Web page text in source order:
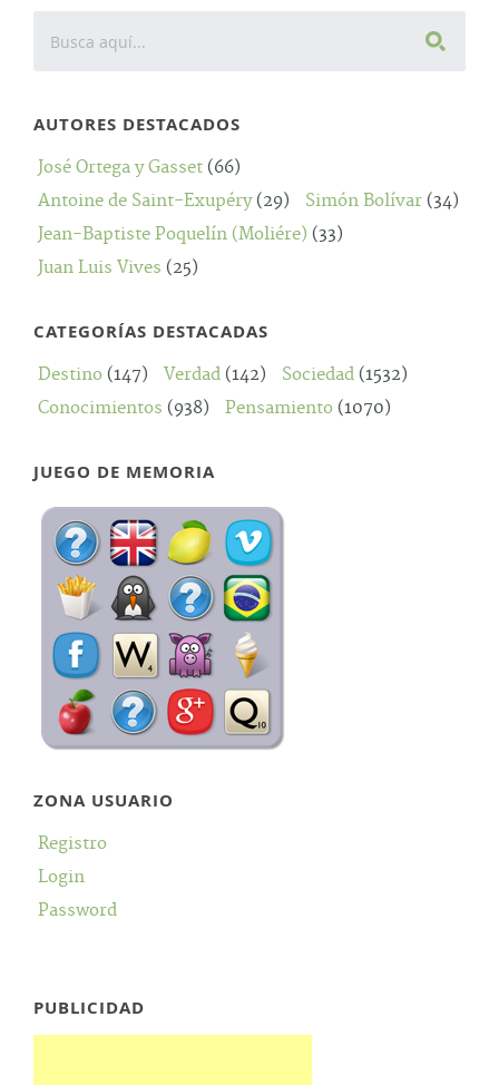
AUTORES DESTACADOS
José Ortega y Gasset (66)
Antoine de Saint-Exupéry(29) Simón Bolívar (34)
Jean-Baptiste Poquelín (Moliére) (33)
Juan Luis Vives (25)
CATEGORÍAS DESTACADAS
Destino (147) Verdad (142) Sociedad (1532)
Conocimientos (938) Pensamiento (1070)
JUEGO DE MEMORIA
ZONA USUARIO
Registro
Login
Password
PUBLICIDAD